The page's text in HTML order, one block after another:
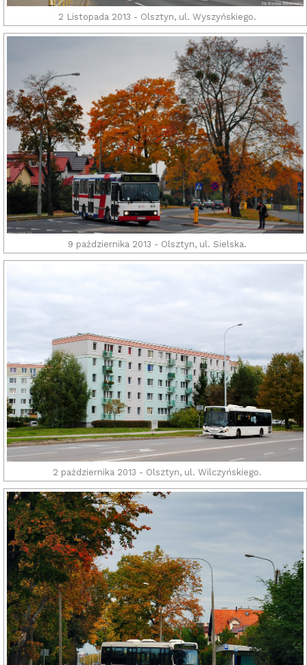
2 Listopada 2013 - Olsztyn, ul. Wyszyńskiego.
9 października 2013 - Olsztyn, ul. Sielska.
2 października 2013 - Olsztyn, ul. Wilczyńskiego.